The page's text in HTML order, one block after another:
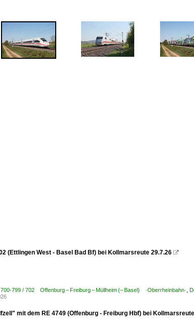
(Ettlingen West - Basel Bad Bf) bei Kollmarsreute 29.7.26 
799 / 702 Offenburg – Freiburg – Müllheim (– Basel) ·Oberrheinbahn·
mit dem RE 4749 (Offenburg - Freiburg Hbf) bei